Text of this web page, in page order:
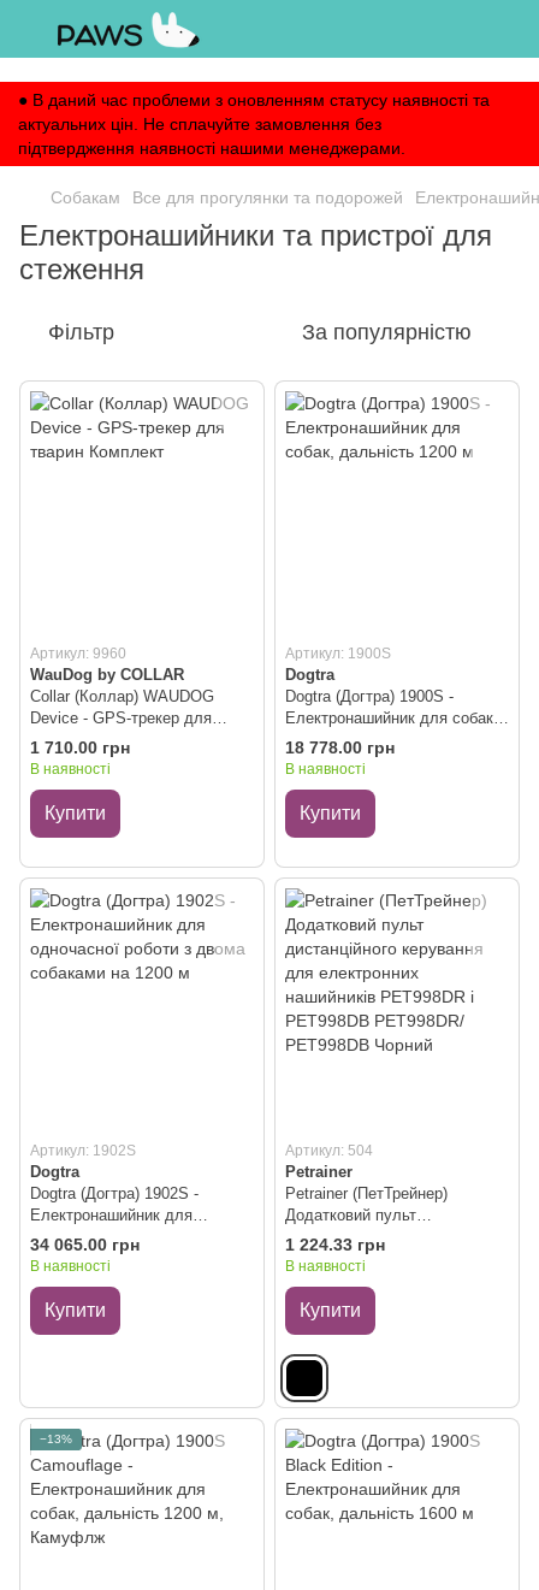
● В даний час проблеми з оновленням статусу наявності та
актуальних цін. Не сплачуйте замовлення без
підтвердження наявності нашими менеджерами.
Собакам Все для прогулянки та подорожей
Електронашийники та пристрої для
стеження
Фільтр За популярністю
Артикул: 9960
WauDog by COLLAR
Collar (Коллар) WAUDOG
Device - GPS-трекер для
тварин Комплект
1 710.00 грн
В наявності
Купити
Артикул: 1900S
Dogtra
Dogtra (Догтра) 1900S -
Електронашийник для собак,
дальність 1200 м
18 778.00 грн
В наявності
Купити
Артикул: 1902S
Dogtra
Dogtra (Догтра) 1902S -
Електронашийник для
одночасної роботи з двома
собаками на 1200 м
34 065.00 грн
В наявності
Купити
Артикул: 504
Petrainer
Petrainer (ПетТрейнер)
Додатковий пульт
дистанційного керування для
електронних нашийників
PET998DR/РЕТ998DB Чорний
1 224.33 грн
В наявності
Купити
−13%